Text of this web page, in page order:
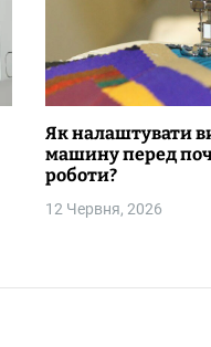
Як налаштувати
машину перед
роботи?
12 Червня, 2026